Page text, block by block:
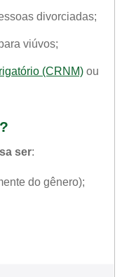
divorciadas;
viúvos;
(CRNM) ou
ser:
do gênero);